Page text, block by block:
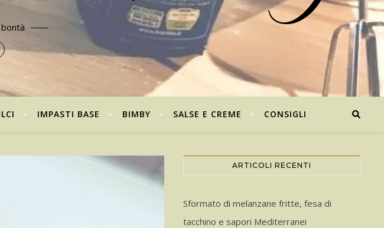
IMPASTI BASE BIMBY SALSE E CREME CONSIGLI
ARTICOLI RECENTI
Sformato di melanzane fritte, fesa di
tacchino e sapori Mediterranei